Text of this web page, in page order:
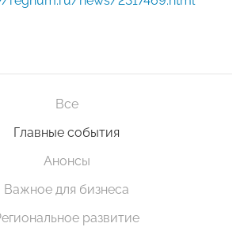
Все
Главные события
Анонсы
Важное для бизнеса
развитие